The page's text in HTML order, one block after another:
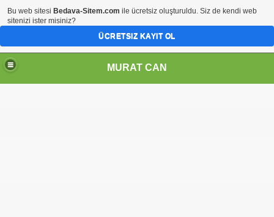
MURAT CAN
Bu web sitesi Bedava-Sitem.com ile ücretsiz oluşturuldu. Siz de kendi web
sitenizi ister misiniz?
ÜCRETSIZ KAYIT OL